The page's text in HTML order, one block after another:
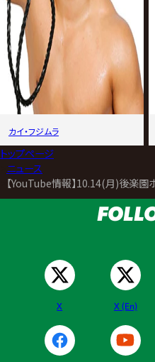
カイ・フジムラ
トップページ
ニュース
【YouTube情報】10.14(月)後楽
X X (En)